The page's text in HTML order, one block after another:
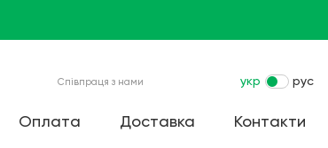
Співпраця з нами укр рус
Оплата Доставка Контакти